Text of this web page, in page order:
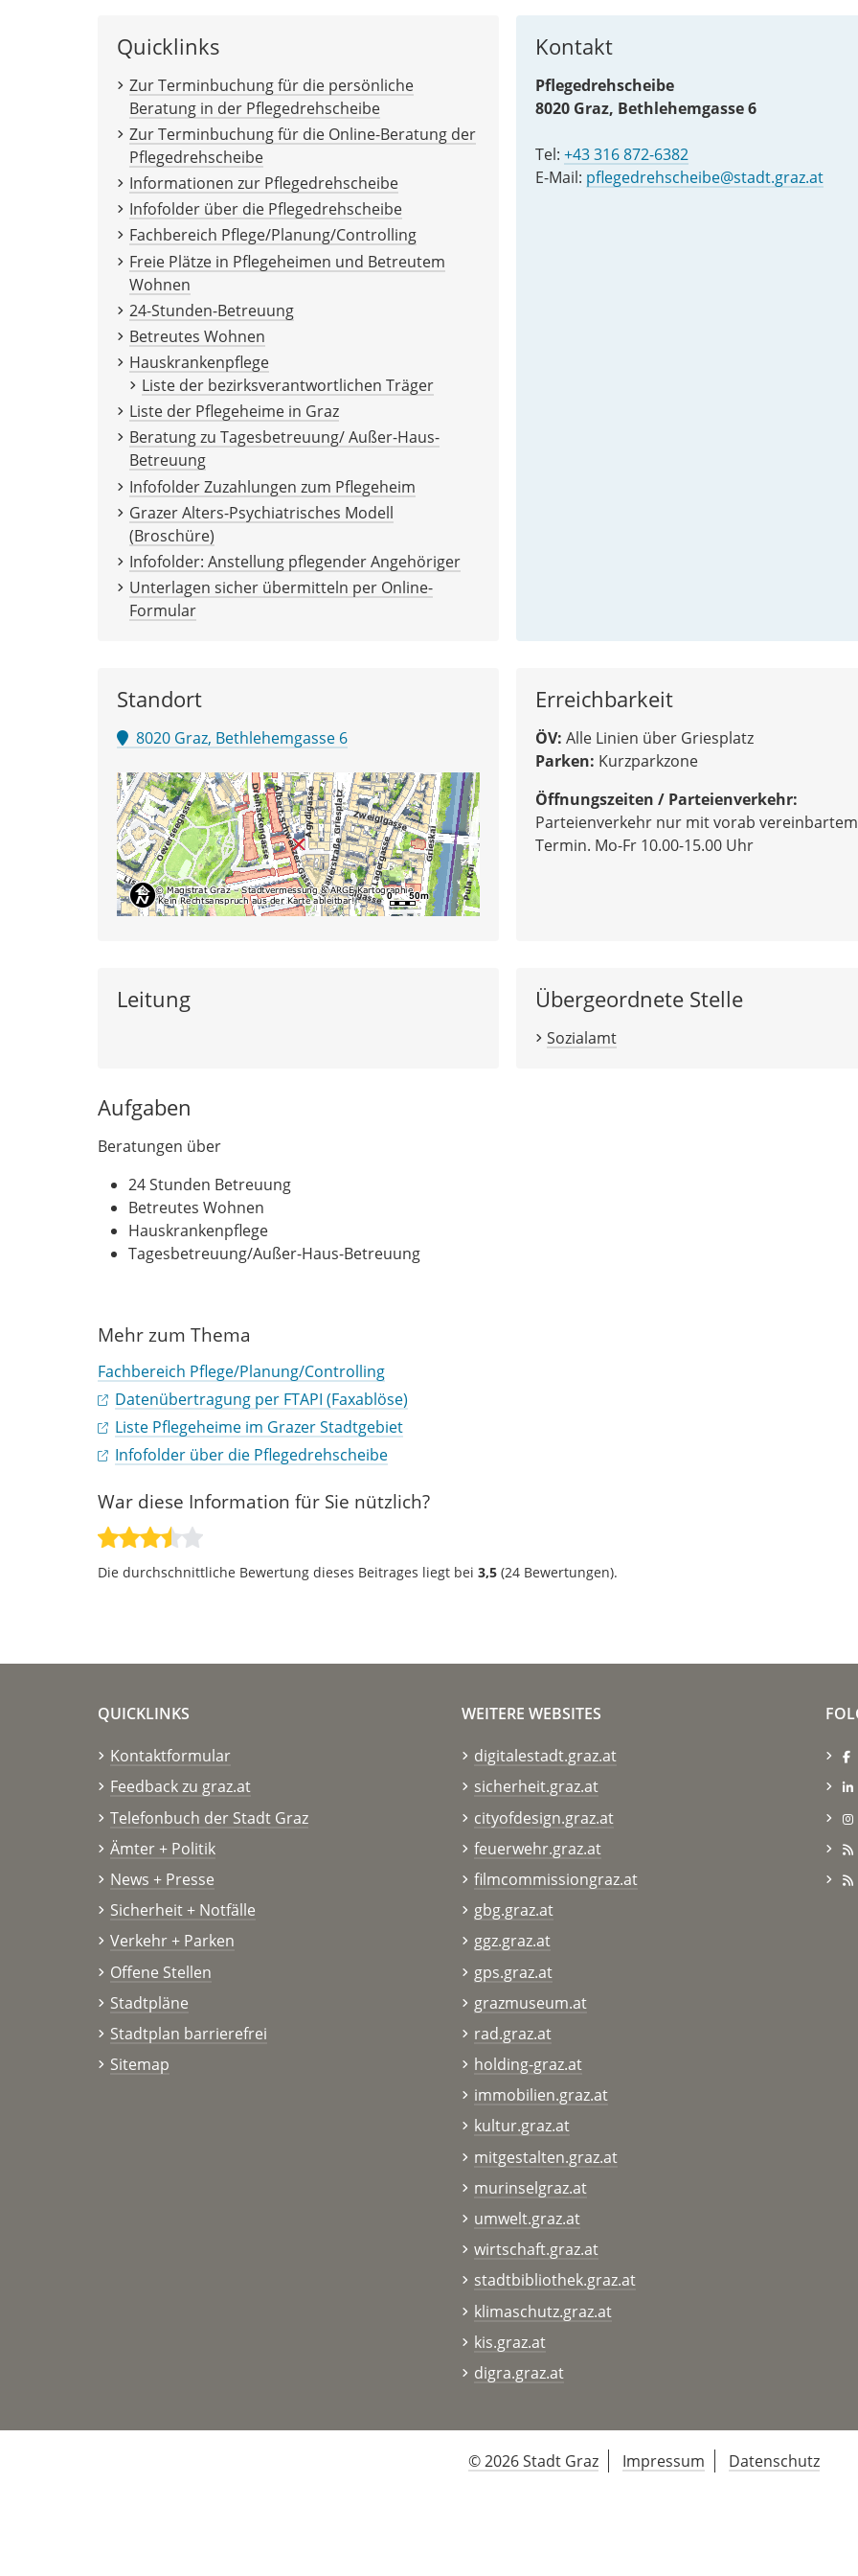
Quicklinks
Zur Terminbuchung für die persönliche
Beratung in der Pflegedrehscheibe
Zur Terminbuchung für die Online-Beratung der
Pflegedrehscheibe
Informationen zur Pflegedrehscheibe
Infofolder über die Pflegedrehscheibe
Fachbereich Pflege/Planung/Controlling
Freie Plätze in Pflegeheimen und Betreutem
Wohnen
24-Stunden-Betreuung
Betreutes Wohnen
Hauskrankenpflege
Liste der bezirksverantwortlichen Träger
Liste der Pflegeheime in Graz
Beratung zu Tagesbetreuung/ Außer-Haus-
Betreuung
Infofolder Zuzahlungen zum Pflegeheim
Grazer Alters-Psychiatrisches Modell
(Broschüre)
Infofolder: Anstellung pflegender Angehöriger
Unterlagen sicher übermitteln per Online-
Formular
Kontakt
Pflegedrehscheibe
8020 Graz, Bethlehemgasse 6
Tel: +43 316 872-6382
E-Mail: pflegedrehscheibe@stadt.graz.at
Standort
8020 Graz, Bethlehemgasse 6
Erreichbarkeit
ÖV: Alle Linien über Griesplatz
Parken: Kurzparkzone
Öffnungszeiten / Parteienverkehr:
Parteienverkehr nur mit vorab vereinbartem
Termin. Mo-Fr 10.00-15.00 Uhr
Leitung Übergeordnete Stelle
Sozialamt
Aufgaben
Beratungen über
24 Stunden Betreuung
Betreutes Wohnen
Hauskrankenpflege
Tagesbetreuung/Außer-Haus-Betreuung
Mehr zum Thema
Fachbereich Pflege/Planung/Controlling
Datenübertragung per FTAPI (Faxablöse)
Liste Pflegeheime im Grazer Stadtgebiet
Infofolder über die Pflegedrehscheibe
War diese Information für Sie nützlich?
Die durchschnittliche Bewertung dieses Beitrages liegt bei 3,5 (24 Bewertungen).
QUICKLINKS
Kontaktformular
Feedback zu graz.at
Telefonbuch der Stadt Graz
Ämter + Politik
News + Presse
Sicherheit + Notfälle
Verkehr + Parken
Offene Stellen
Stadtpläne
Stadtplan barrierefrei
Sitemap
WEITERE WEBSITES
digitalestadt.graz.at
sicherheit.graz.at
cityofdesign.graz.at
feuerwehr.graz.at
filmcommissiongraz.at
gbg.graz.at
ggz.graz.at
gps.graz.at
grazmuseum.at
rad.graz.at
holding-graz.at
immobilien.graz.at
kultur.graz.at
mitgestalten.graz.at
murinselgraz.at
umwelt.graz.at
wirtschaft.graz.at
stadtbibliothek.graz.at
klimaschutz.graz.at
kis.graz.at
digra.graz.at
© 2026 Stadt Graz Impressum Datenschutz